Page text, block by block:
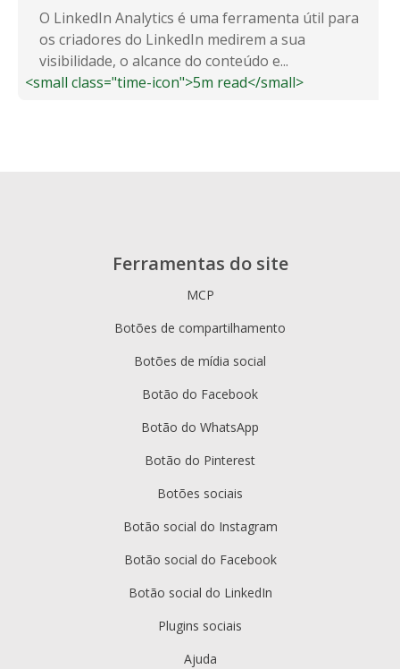
O LinkedIn Analytics é uma ferramenta útil para
os criadores do LinkedIn medirem a sua
visibilidade, o alcance do conteúdo e...
<small class="time-icon">5m read</small>
Ferramentas do site
MCP
Botões de compartilhamento
Botões de mídia social
Botão do Facebook
Botão do WhatsApp
Botão do Pinterest
Botões sociais
Botão social do Instagram
Botão social do Facebook
Botão social do LinkedIn
Plugins sociais
Ajuda